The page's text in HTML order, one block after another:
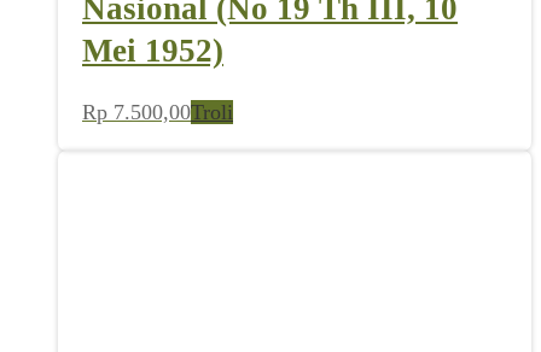
Nasional (No 19 Th III, 10
Mei 1952)
Rp 7.500,00Troli